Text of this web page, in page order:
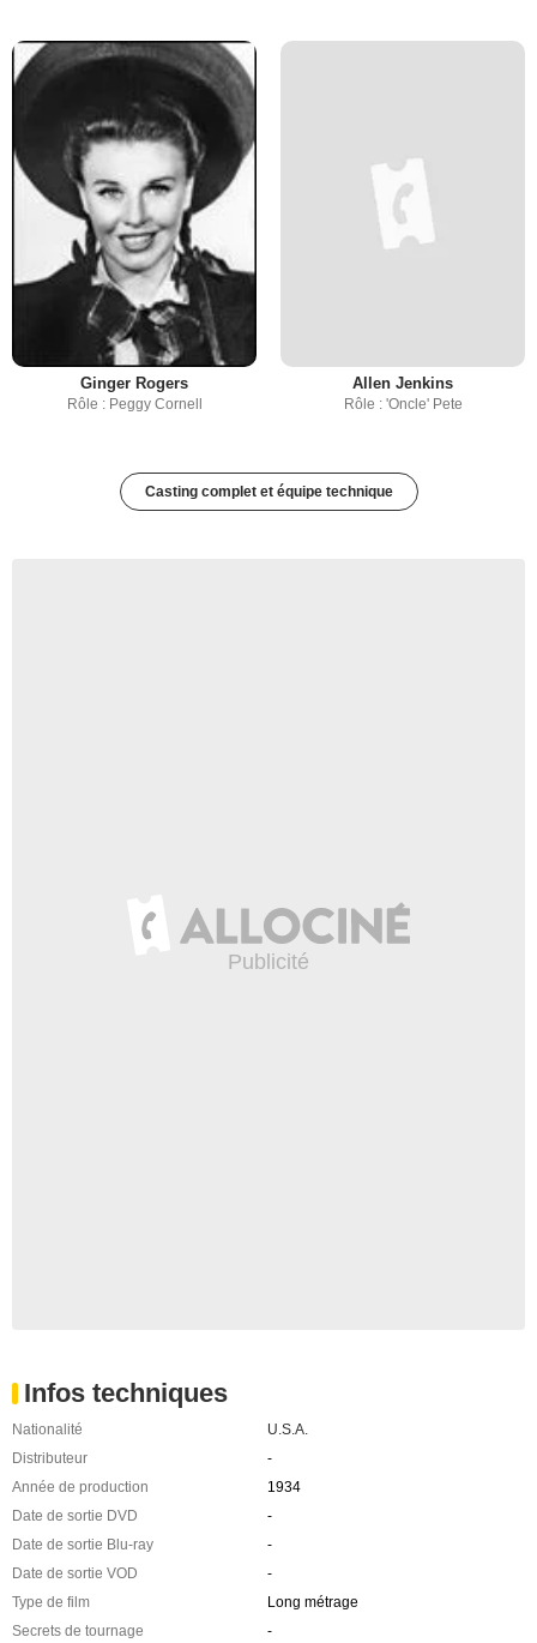
Ginger Rogers
Rôle : Peggy Cornell
Allen Jenkins
Rôle : 'Oncle' Pete
Casting complet et équipe technique
Infos techniques
Nationalité
U.S.A.
Distributeur
-
Année de production
1934
Date de sortie DVD
-
Date de sortie Blu-ray
-
Date de sortie VOD
-
Type de film
Long métrage
Secrets de tournage
-